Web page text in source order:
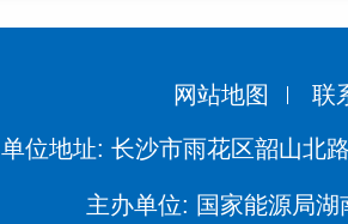
网站地图 联
单位地址: 长沙市雨花区韶山北
主办单位: 国家能源局湖